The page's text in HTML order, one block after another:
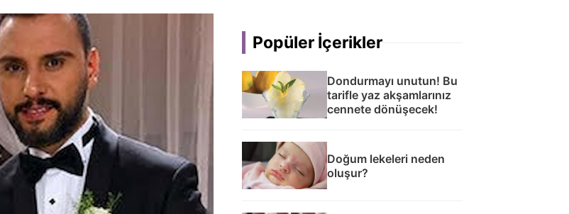
Popüler İçerikler
Dondurmayı unutun! Bu
tarifle yaz akşamlarınız
cennete dönüşecek!
Doğum lekeleri neden
oluşur?